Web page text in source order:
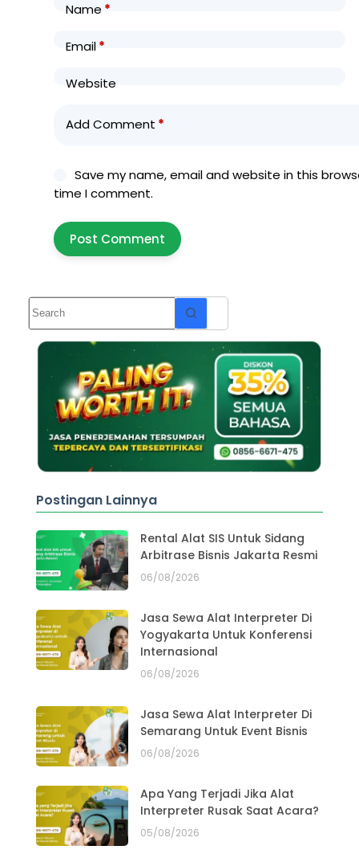
Name*
Email*
Website
Add Comment *
Save my name, email and website in this
time I comment.
Post Comment
Postingan Lainnya
Rental Alat SIS Untuk Sidang
Arbitrase Bisnis Jakarta Resmi
06/08/2026
Jasa Sewa Alat Interpreter Di
Yogyakarta Untuk Konferensi
Internasional
06/08/2026
Jasa Sewa Alat Interpreter Di
Semarang Untuk Event Bisnis
06/08/2026
Apa Yang Terjadi Jika Alat
Interpreter Rusak Saat Acara?
05/08/2026